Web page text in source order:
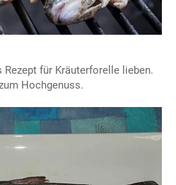
für Kräuterforelle lieben.
Hochgenuss.